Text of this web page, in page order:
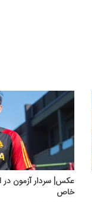
عکس‌| سردار آزمون در
خاص